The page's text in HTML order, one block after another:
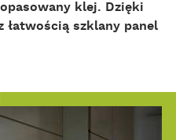
klej. Dzięki
łatwością szklany panel